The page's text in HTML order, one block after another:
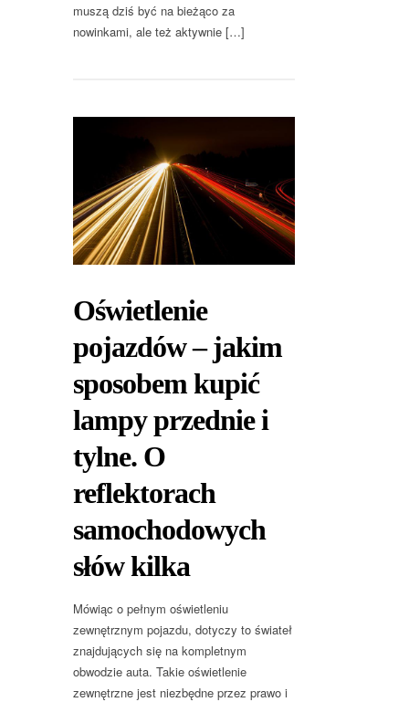
muszą dziś być na bieżąco za
nowinkami, ale też aktywnie […]
Oświetlenie
pojazdów – jakim
sposobem kupić
lampy przednie i
tylne. O
reflektorach
samochodowych
słów kilka
Mówiąc o pełnym oświetleniu
zewnętrznym pojazdu, dotyczy to świateł
znajdujących się na kompletnym
obwodzie auta. Takie oświetlenie
zewnętrzne jest niezbędne przez prawo i